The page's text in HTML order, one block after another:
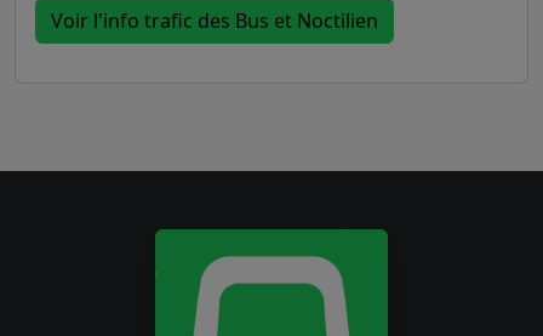
Voir l'info trafic des Bus et Noctilien